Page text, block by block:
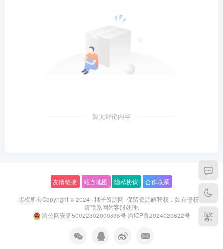
暂无评论内容
友情链接 站点地图 隐私协议 合作联系
版权所有Copyright © 2024 · 橘子资源网 保留资源解释权，如有侵权，
请联系网站客服处理.
渝公网安备50022302000836号 渝ICP备2024020822号 繁